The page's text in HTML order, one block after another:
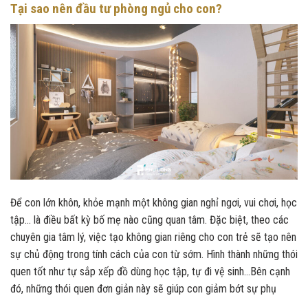
Tại sao nên đầu tư phòng ngủ cho con?
Để con lớn khôn, khỏe mạnh một không gian nghỉ ngơi, vui chơi, học
tập… là điều bất kỳ bố mẹ nào cũng quan tâm. Đặc biệt, theo các
chuyên gia tâm lý, việc tạo không gian riêng cho con trẻ sẽ tạo nên
sự chủ động trong tính cách của con từ sớm. Hình thành những thói
quen tốt như tự sắp xếp đồ dùng học tập, tự đi vệ sinh…Bên cạnh
đó, những thói quen đơn giản này sẽ giúp con giảm bớt sự phụ